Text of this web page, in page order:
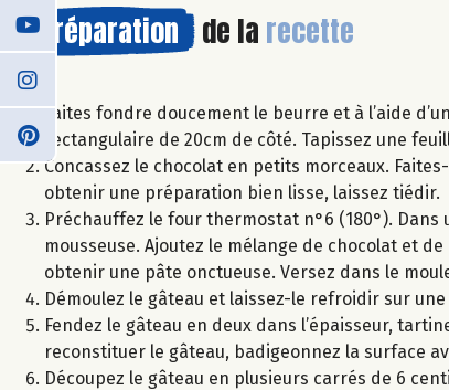
Préparation de la recette
Faites fondre doucement le beurre et à l’aide
rectangulaire de 20cm de côté. Tapissez une
Concassez le chocolat en petits morceaux.
obtenir une préparation bien lisse, laissez tiédir.
Préchauffez le four thermostat n°6 (180°).
mousseuse. Ajoutez le mélange de chocolat et
obtenir une pâte onctueuse. Versez dans le
Démoulez le gâteau et laissez-le refroidir sur
Fendez le gâteau en deux dans l’épaisseur,
reconstituer le gâteau, badigeonnez la surface
Découpez le gâteau en plusieurs carrés de 6